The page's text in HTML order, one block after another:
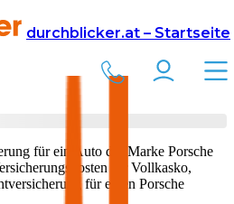
durchblicker.at – Startseite
Porsche
Porsche Caymanin
für ein Auto der Marke Porsche
für Vollkasko,
für einen Porsche